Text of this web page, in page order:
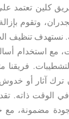
كلين تعتمد
وتقوم
نستهدف تنظيف
مع استخدام
ترك آثار أو
الوقت ذاته.
مضمونة، مع